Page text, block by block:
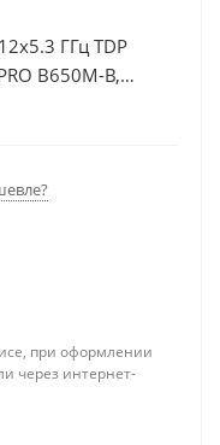
ГГц TDP
B650M-B,
DDR5 16Gb,
при оформлении
через интернет-